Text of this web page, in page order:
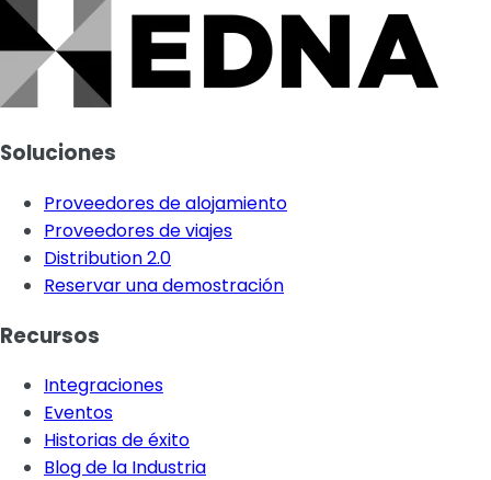
Soluciones
Proveedores de alojamiento
Proveedores de viajes
Distribution 2.0
Reservar una demostración
Recursos
Integraciones
Eventos
Historias de éxito
Blog de la Industria